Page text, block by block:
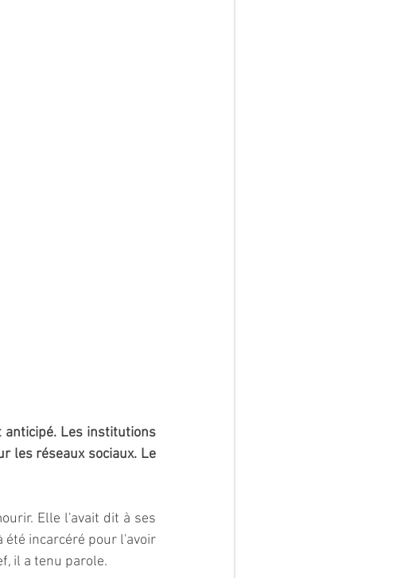
anticipé. Les institutions
les réseaux sociaux. Le
Elle l'avait dit à ses
été incarcéré pour l'avoir
il a tenu parole.